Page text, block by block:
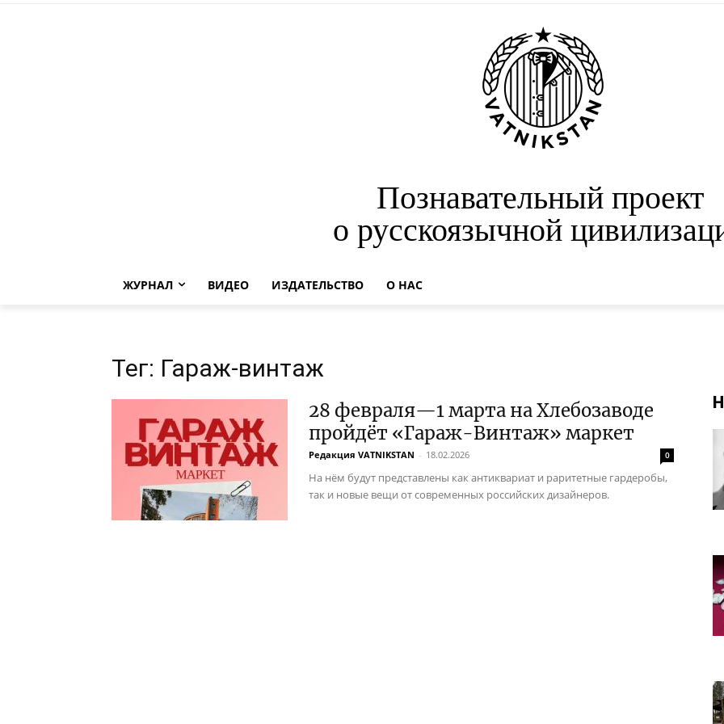
Познавательный проект
о русскоязычной
ЖУРНАЛ ВИДЕО ИЗДАТЕЛЬСТВО О НАС
Тег: Гараж-винтаж
28 февраля—1 марта на Хлебозаводе
пройдёт «Гараж-Винтаж» маркет
Редакция VATNIKSTAN - 18.02.2026 0
На нём будут представлены как антиквариат и раритетные гардеробы,
так и новые вещи от современных российских дизайнеров.